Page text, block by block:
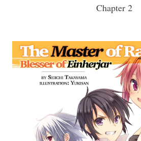
Chapter 2